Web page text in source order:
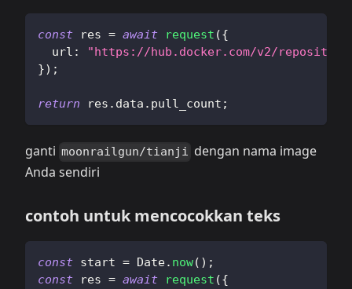
const res = await request ({
url :
"https://hub.docker.com/v2/
}) ;
return res . data . pull_count ;
ganti moonrailgun/tianji dengan nama image
Anda sendiri
contoh untuk mencocokkan teks
const start = Date. now( ) ;
const res = await request ({